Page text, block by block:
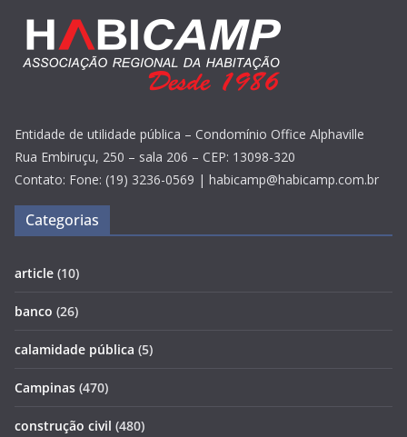
Entidade de utilidade pública – Condomínio Office Alphaville
Rua Embiruçu, 250 – sala 206 – CEP: 13098-320
Contato: Fone: (19) 3236-0569 | habicamp@habicamp.com.br
Categorias
article (10)
banco (26)
calamidade pública (5)
Campinas (470)
construção civil (480)